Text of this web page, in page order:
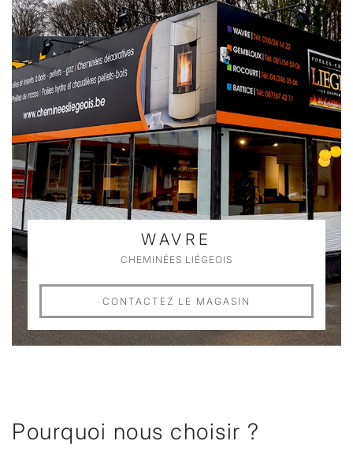
WAVRE
CHEMINÉES LIÉGEOIS
CONTACTEZ LE MAGASIN
Pourquoi nous choisir ?